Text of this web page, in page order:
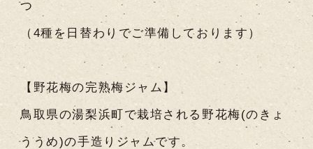
つ
（4種を日替わりでご準備しております）
【野花梅の完熟梅ジャム】
鳥取県の湯梨浜町で栽培される野花梅(のきょ
ううめ)の手造りジャムです。